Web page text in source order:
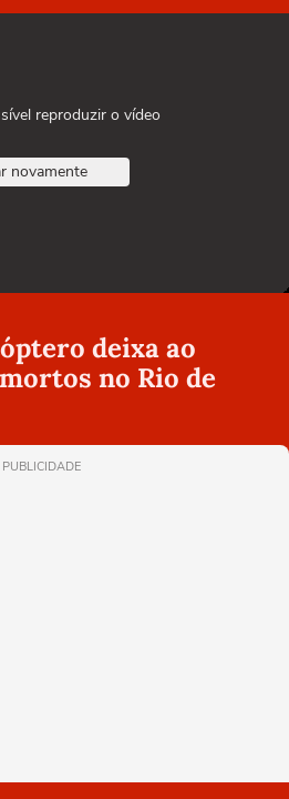
reproduzir o vídeo
novamente
deixa ao
no Rio de
PUBLICIDADE